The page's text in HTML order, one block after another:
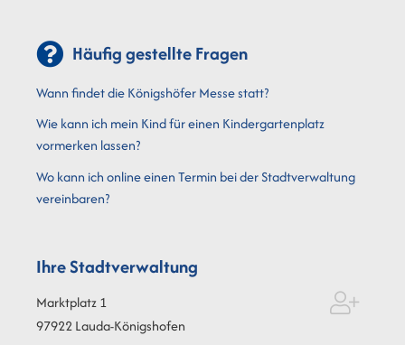
Häufig gestellte Fragen
Wann findet die Königshöfer Messe statt?
Wie kann ich mein Kind für einen Kindergartenplatz
vormerken lassen?
Wo kann ich online einen Termin bei der Stadtverwaltung
vereinbaren?
Ihre Stadtverwaltung
Marktplatz 1
97922Lauda-Königshofen